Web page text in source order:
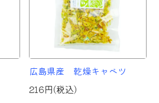
広島県産 乾燥キャベツ
216円(税込)